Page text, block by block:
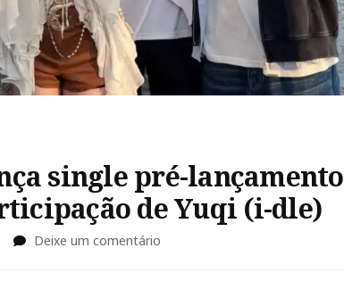
single pré-lançamento
de Yuqi (i-dle)
Deixe um comentário